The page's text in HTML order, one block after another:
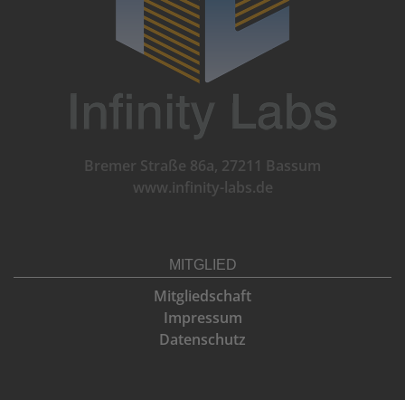
Bremer Straße 86a, 27211 Bassum
www.infinity-labs.de
MITGLIED
Mitgliedschaft
Impressum
Datenschutz